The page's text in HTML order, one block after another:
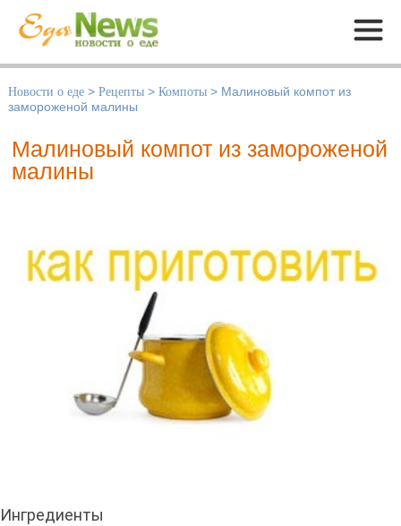
Меню
Новости о еде > Рецепты > Компоты > Малиновый компот из
замороженой малины
Малиновый компот из замороженой
малины
Ингредиенты